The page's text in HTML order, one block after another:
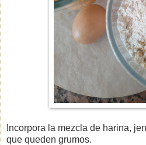
Incorpora la mezcla de harina,
que queden grumos.